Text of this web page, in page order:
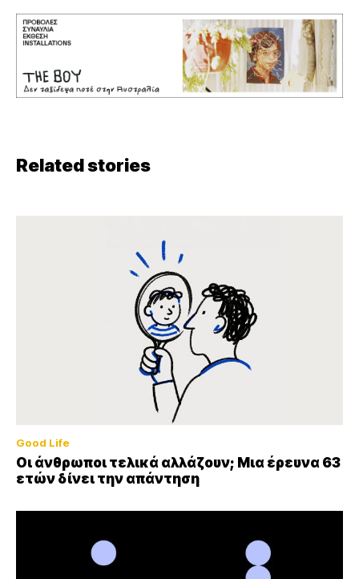
Related stories
Good Life
Οι άνθρωποι τελικά αλλάζουν; Μια έρευνα 63
ετών δίνει την απάντηση